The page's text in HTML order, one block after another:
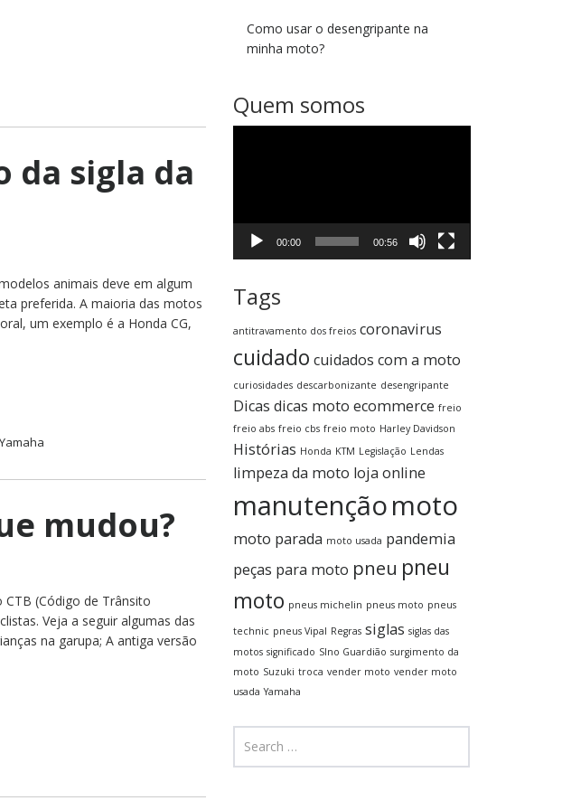
da sigla da
animais deve em algum
preferida. A maioria das motos
um exemplo é a Honda CG,
Yamaha
mudou?
(Código de Trânsito
Veja a seguir algumas das
na garupa; A antiga versão
Como usar o desengripante na
minha moto?
Quem somos
00:00 00:56
Tags
antitravamento dos freios coronavirus
cuidado cuidados com a moto
curiosidades descarbonizante desengripante
Dicas dicas moto ecommerce freio
freio abs freio cbs freio moto Harley Davidson
Histórias Honda KTM Legislação Lendas
limpeza da moto loja online
manutençãomoto
moto parada moto usada pandemia
peças para moto pneu pneu
moto pneus michelin pneus moto pneus
technic pneus Vipal Regras siglas siglas das
motos significado SIno Guardião surgimento da
moto Suzuki troca vender moto vender moto
usada Yamaha